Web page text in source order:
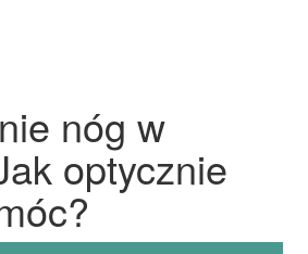
nóg w
optycznie